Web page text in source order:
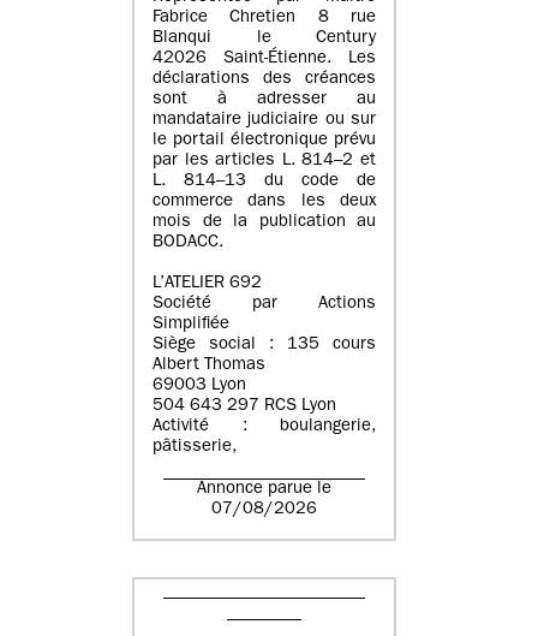
Fabrice Chretien 8 rue
Blanqui le Century
42026 Saint-Étienne. Les
déclarations des créances
sont à adresser au
mandataire judiciaire ou sur
le portail électronique prévu
par les articles L. 814–2 et
L. 814–13 du code de
commerce dans les deux
mois de la publication au
BODACC.
L’ATELIER 692
Société par Actions
Simplifiée
Siège social : 135 cours
Albert Thomas
69003 Lyon
504 643 297 RCS Lyon
Activité : boulangerie,
pâtisserie,
Annonce parue le
07/08/2026